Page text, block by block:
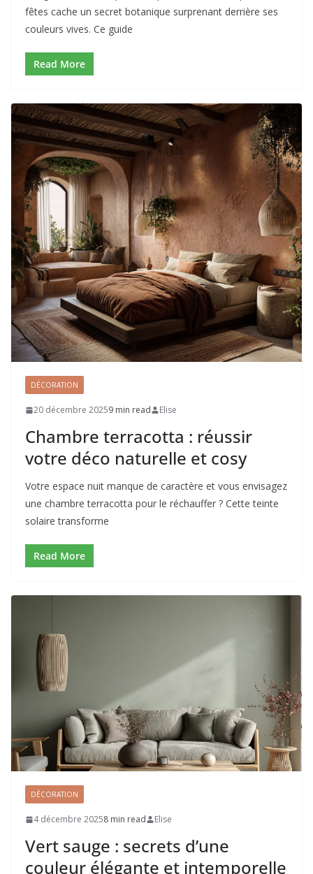
fêtes cache un secret botanique surprenant derrière ses
couleurs vives. Ce guide
Read More
DÉCORATION
20 décembre 20259 min read Elise
Chambre terracotta : réussir
votre déco naturelle et cosy
Votre espace nuit manque de caractère et vous envisagez
une chambre terracotta pour le réchauffer ? Cette teinte
solaire transforme
Read More
DÉCORATION
4 décembre 20258 min read Elise
Vert sauge : secrets d’une
couleur élégante et intemporelle